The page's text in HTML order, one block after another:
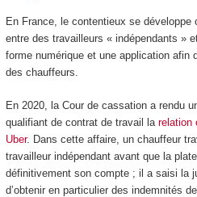
En France, le contentieux se développe
entre des travailleurs « indépendants »
forme numérique et une application afin
des chauffeurs.
En 2020, la Cour de cassation a rendu
qualifiant de contrat de travail la relation
Uber. Dans cette affaire, un chauffeur
travailleur indépendant avant que la
définitivement son compte ; il a saisi la
d’obtenir en particulier des indemnités